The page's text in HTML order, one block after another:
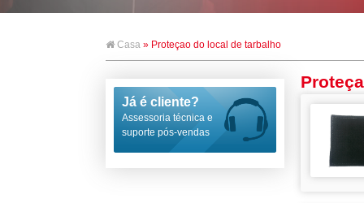
Casa » Proteçao do local de tarbalho
Já é cliente?
Assessoria técnica e
suporte pós-vendas